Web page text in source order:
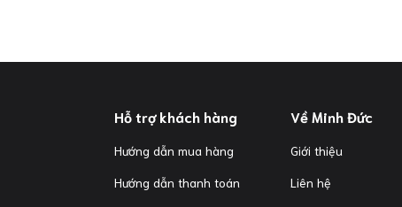
Hỗ trợ khách hàng
Hướng dẫn mua hàng
Hướng dẫn thanh toán
Về Minh Đức
Giới thiệu
Liên hệ